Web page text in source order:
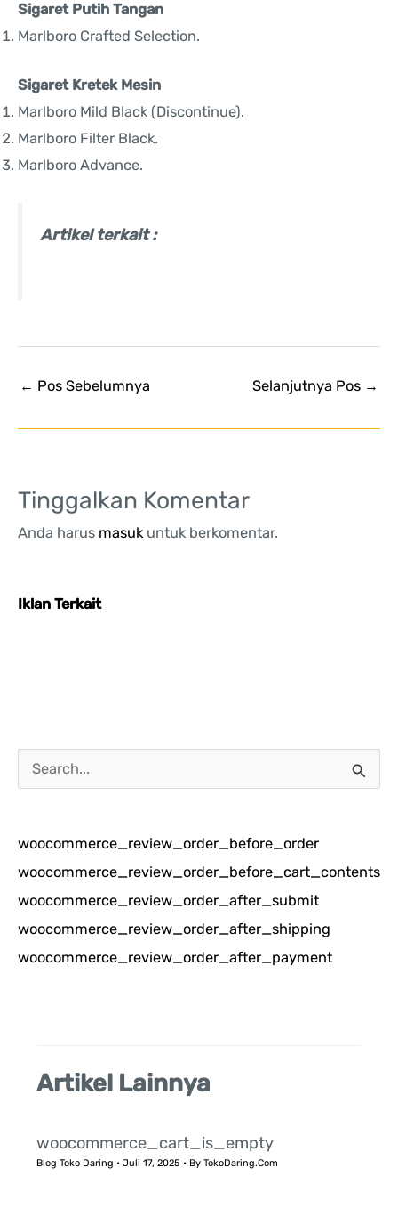
Sigaret Putih Tangan
Marlboro Crafted Selection.
Sigaret Kretek Mesin
Marlboro Mild Black (Discontinue).
Marlboro Filter Black.
Marlboro Advance.
Artikel terkait :
← Pos Sebelumnya Selanjutnya Pos →
Tinggalkan Komentar
Anda harus masukuntuk berkomentar.
Iklan Terkait
a
i
u
n
t
u
woocommerce_review_order_before_order
woocommerce_review_order_before_cart_contents
woocommerce_review_order_after_submit
woocommerce_review_order_after_shipping
woocommerce_review_order_after_payment
Artikel Lainnya
woocommerce_cart_is_empty
Blog Toko Daring •Juli 17, 2025 • ByTokoDaring.Com